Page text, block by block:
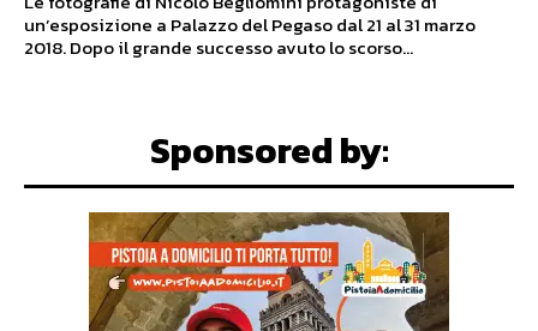
un’esposizione a Palazzo del Pegaso dal 21 al 31 marzo
2018. Dopo il grande successo avuto lo scorso...
Sponsored by: